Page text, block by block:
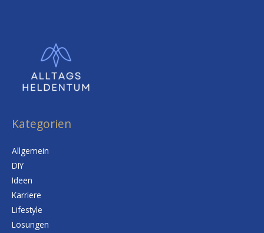
Kategorien
Allgemein
DIY
Ideen
Karriere
Lifestyle
Lösungen